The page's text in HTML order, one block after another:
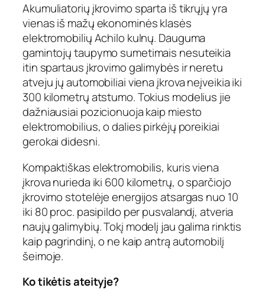
Akumuliatorių įkrovimo sparta iš tikrųjų yra
vienas iš mažų ekonominės klasės
elektromobilių Achilo kulnų. Dauguma
gamintojų taupymo sumetimais nesuteikia
itin spartaus įkrovimo galimybės ir neretu
atveju jų automobiliai viena įkrova neįveikia iki
300 kilometrų atstumo. Tokius modelius jie
dažniausiai pozicionuoja kaip miesto
elektromobilius, o dalies pirkėjų poreikiai
gerokai didesni.
Kompaktiškas elektromobilis, kuris viena
įkrova nurieda iki 600 kilometrų, o sparčiojo
įkrovimo stotelėje energijos atsargas nuo 10
iki 80 proc. pasipildo per pusvalandį, atveria
naujų galimybių. Tokį modelį jau galima rinktis
kaip pagrindinį, o ne kaip antrą automobilį
šeimoje.
Ko tikėtis ateityje?